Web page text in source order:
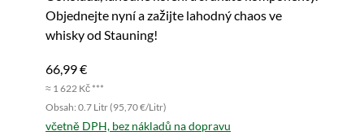
Objednejte nyní a zažijte lahodný chaos ve
whisky od Stauning!
66,99 €
≈ 1 622 Kč ***
Obsah: 0.7 Litr (95,70 €/Litr)
včetně DPH, bez nákladů na dopravu